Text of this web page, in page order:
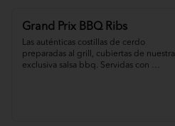
Grand Prix BBQ Ribs
Las auténticas costillas de cerdo
preparadas al grill, cubiertas de nuestra
exclusiva salsa bbq. Servidas con